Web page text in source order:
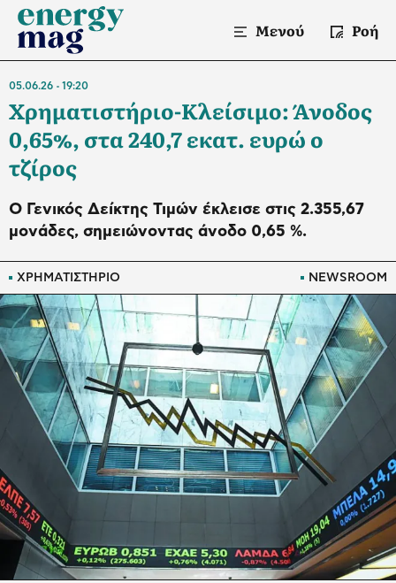
Μενού Ροή
ΧΡΗΜΑΤΙΣΤΗΡΙΟ NEWSROOM
05.06.26 19:20
Χρηματιστήριο-Κλείσιμο: Άνοδος
0,65%, στα 240,7 εκατ. ευρώ ο
τζίρος
O Γενικός Δείκτης Τιμών έκλεισε στις 2.355,67
μονάδες, σημειώνοντας άνοδο 0,65 %.